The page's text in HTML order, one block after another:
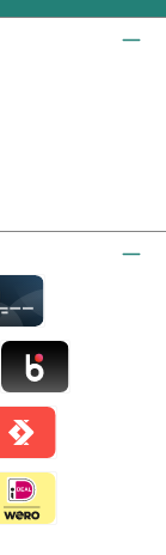
by mollie
by mollie
card by mollie